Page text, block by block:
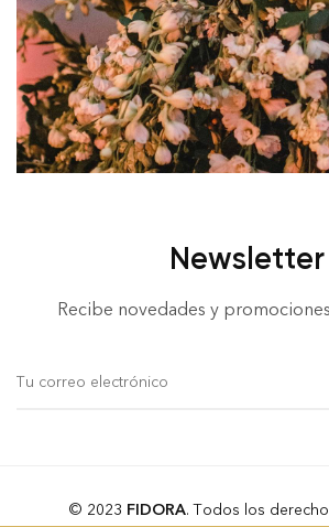
Newsletter
Recibe novedades y
© 2023 FIDORA. Todos los